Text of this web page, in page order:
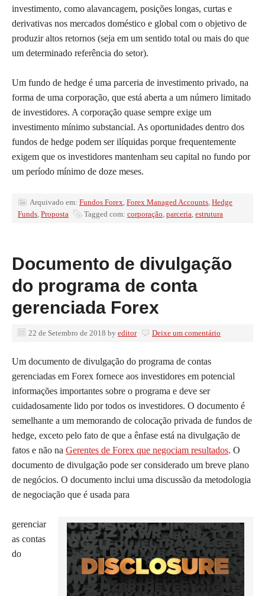
investimento, como alavancagem, posições longas, curtas e
derivativas nos mercados doméstico e global com o objetivo de
produzir altos retornos (seja em um sentido total ou mais do que
um determinado referência do setor).
Um fundo de hedge é uma parceria de investimento privado, na
forma de uma corporação, que está aberta a um número limitado
de investidores. A corporação quase sempre exige um
investimento mínimo substancial. As oportunidades dentro dos
fundos de hedge podem ser ilíquidas porque frequentemente
exigem que os investidores mantenham seu capital no fundo por
um período mínimo de doze meses.
Arquivado em: Fundos Forex, Forex Managed Accounts, Hedge
Funds, Proposta Tagged com: corporação, parceria, estrutura
Documento de divulgação
do programa de conta
gerenciada Forex
22 de Setembro de 2018 by editor Deixe um comentário
Um documento de divulgação do programa de contas
gerenciadas em Forex fornece aos investidores em potencial
informações importantes sobre o programa e deve ser
cuidadosamente lido por todos os investidores. O documento é
semelhante a um memorando de colocação privada de fundos de
hedge, exceto pelo fato de que a ênfase está na divulgação de
fatos e não na Gerentes de Forex que negociam resultados. O
documento de divulgação pode ser considerado um breve plano
de negócios. O documento inclui uma discussão da metodologia
de negociação que é usada para
gerenciar
as contas
do